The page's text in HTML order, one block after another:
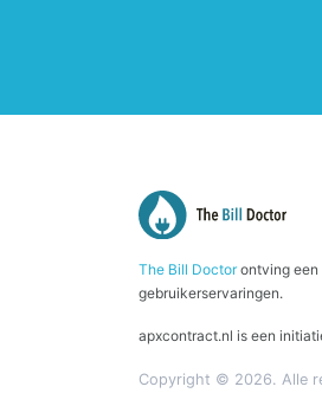
The Bill Doctorontving een
gebruikerservaringen.
apxcontract.nl is een
Copyright © 2026. Alle